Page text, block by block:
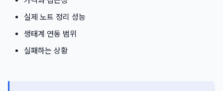
실제 노트 정리 성능
생태계 연동 범위
실패하는 상황